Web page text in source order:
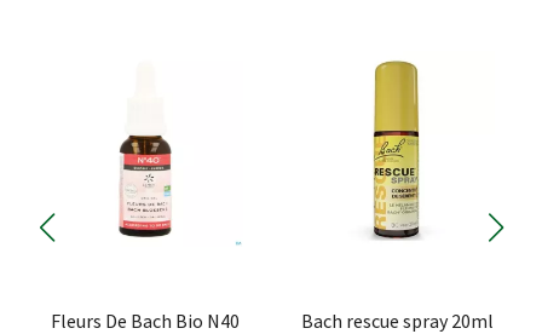
Fleurs De Bach Bio N40
Bach rescue spray 20ml